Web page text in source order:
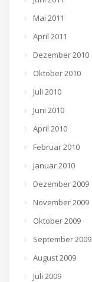
Mai 2011
April 2011
Dezember 2010
Oktober 2010
Juli 2010
Juni 2010
April 2010
Februar 2010
Januar 2010
Dezember 2009
November 2009
Oktober 2009
September 2009
August 2009
Juli 2009